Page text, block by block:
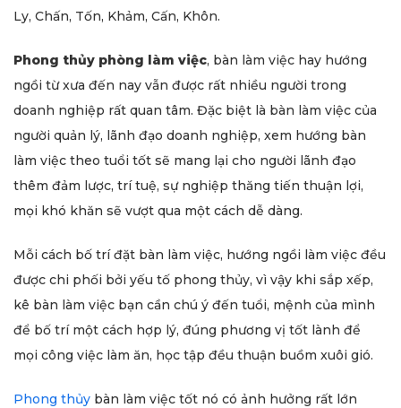
Ly, Chấn, Tốn, Khảm, Cấn, Khôn.
Phong thủy phòng làm việc, bàn làm việc hay hướng
ngồi từ xưa đến nay vẫn được rất nhiều người trong
doanh nghiệp rất quan tâm. Đặc biệt là bàn làm việc của
người quản lý, lãnh đạo doanh nghiệp, xem hướng bàn
làm việc theo tuổi tốt sẽ mang lại cho người lãnh đạo
thêm đảm lược, trí tuệ, sự nghiệp thăng tiến thuận lợi,
mọi khó khăn sẽ vượt qua một cách dễ dàng.
Mỗi cách bố trí đặt bàn làm việc, hướng ngồi làm việc đều
được chi phối bởi yếu tố phong thủy, vì vậy khi sắp xếp,
kê bàn làm việc bạn cần chú ý đến tuổi, mệnh của mình
để bố trí một cách hợp lý, đúng phương vị tốt lành để
mọi công việc làm ăn, học tập đều thuận buồm xuôi gió.
Phong thủy bàn làm việc tốt nó có ảnh hưởng rất lớn